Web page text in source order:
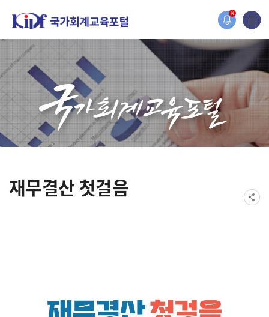
N
2019년도 국가회계
[설문조사] 2019년도
재무결산 첫걸음